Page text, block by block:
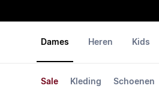
Dames
Sale Kleding Schoenen
Heren Kids